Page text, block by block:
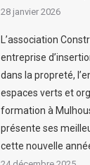
28 janvier 2026
L’association
entreprise
dans la propreté,
espaces verts et
formation à
présente ses
cette nouvelle